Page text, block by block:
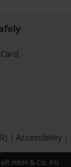
| Accessibility |
mbH & Co. KG